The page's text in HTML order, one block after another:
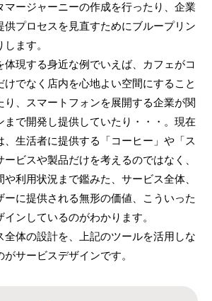
マージャーニーの作成を行ったり、企業
供プロセスを見直すためにブループリン
ます。
体現する身近な例でいえば、カフェがコ
けでなく店内を心地よい空間にすること
り、スマートフォンを展開する企業が関
まで開発し提供していたり・・・。現在
、生活者に提供する「コーヒー」や「ス
ビスや製品だけを考えるのではなく、
利用状況まで鑑みた、サービス全体、
ーに提供される無形の価値、こういった
ンしているのがわかります。
全体の設計を、上記のツールを活用しな
サービスデザインです。